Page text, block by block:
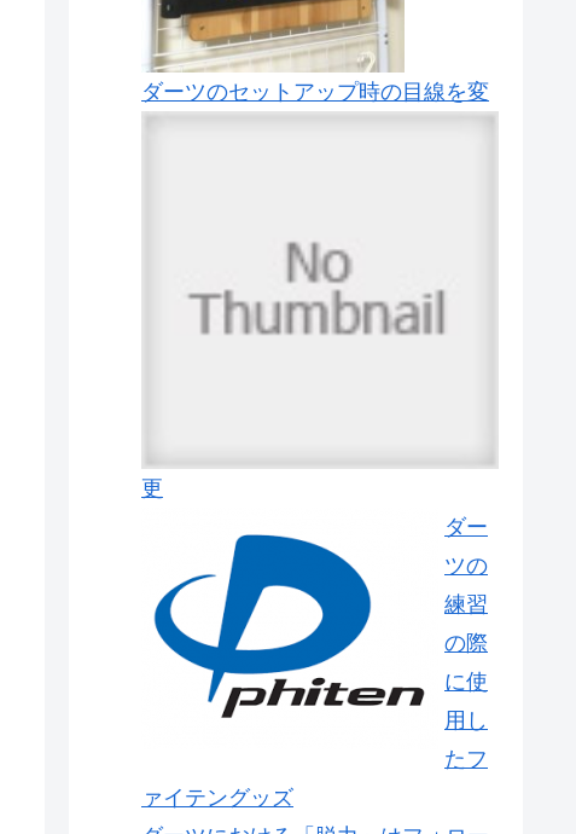
ダーツのセットアップ時の目線を変
更
ダー
ツの
練習
の際
に使
用し
たフ
ァイテングッズ